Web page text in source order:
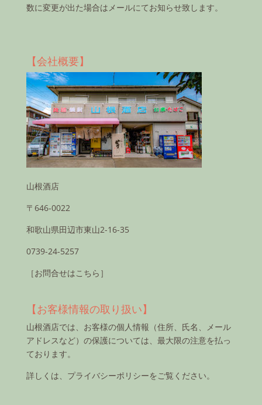
数に変更が出た場合はメールにてお知らせ致します。
【会社概要】
山根酒店
〒646-0022
和歌山県田辺市東山2-16-35
0739-24-5257
［お問合せはこちら］
【お客様情報の取り扱い】
山根酒店では、お客様の個人情報（住所、氏名、メール
アドレスなど）の保護については、最大限の注意を払っ
ております。
詳しくは、 プライバシーポリシーをご覧ください。